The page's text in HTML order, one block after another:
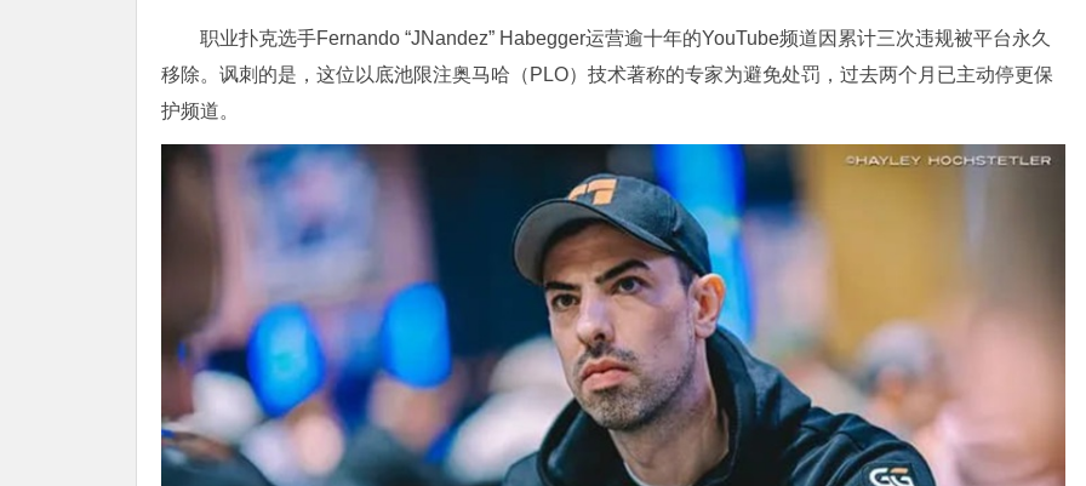
职业扑克选手Fernando “JNandez” Habegger运营逾十年的YouTube频道因累计三次违规被平台永久
移除。讽刺的是，这位以底池限注奥马哈（PLO）技术著称的专家为避免处罚，过去两个月已主动停更保
护频道。